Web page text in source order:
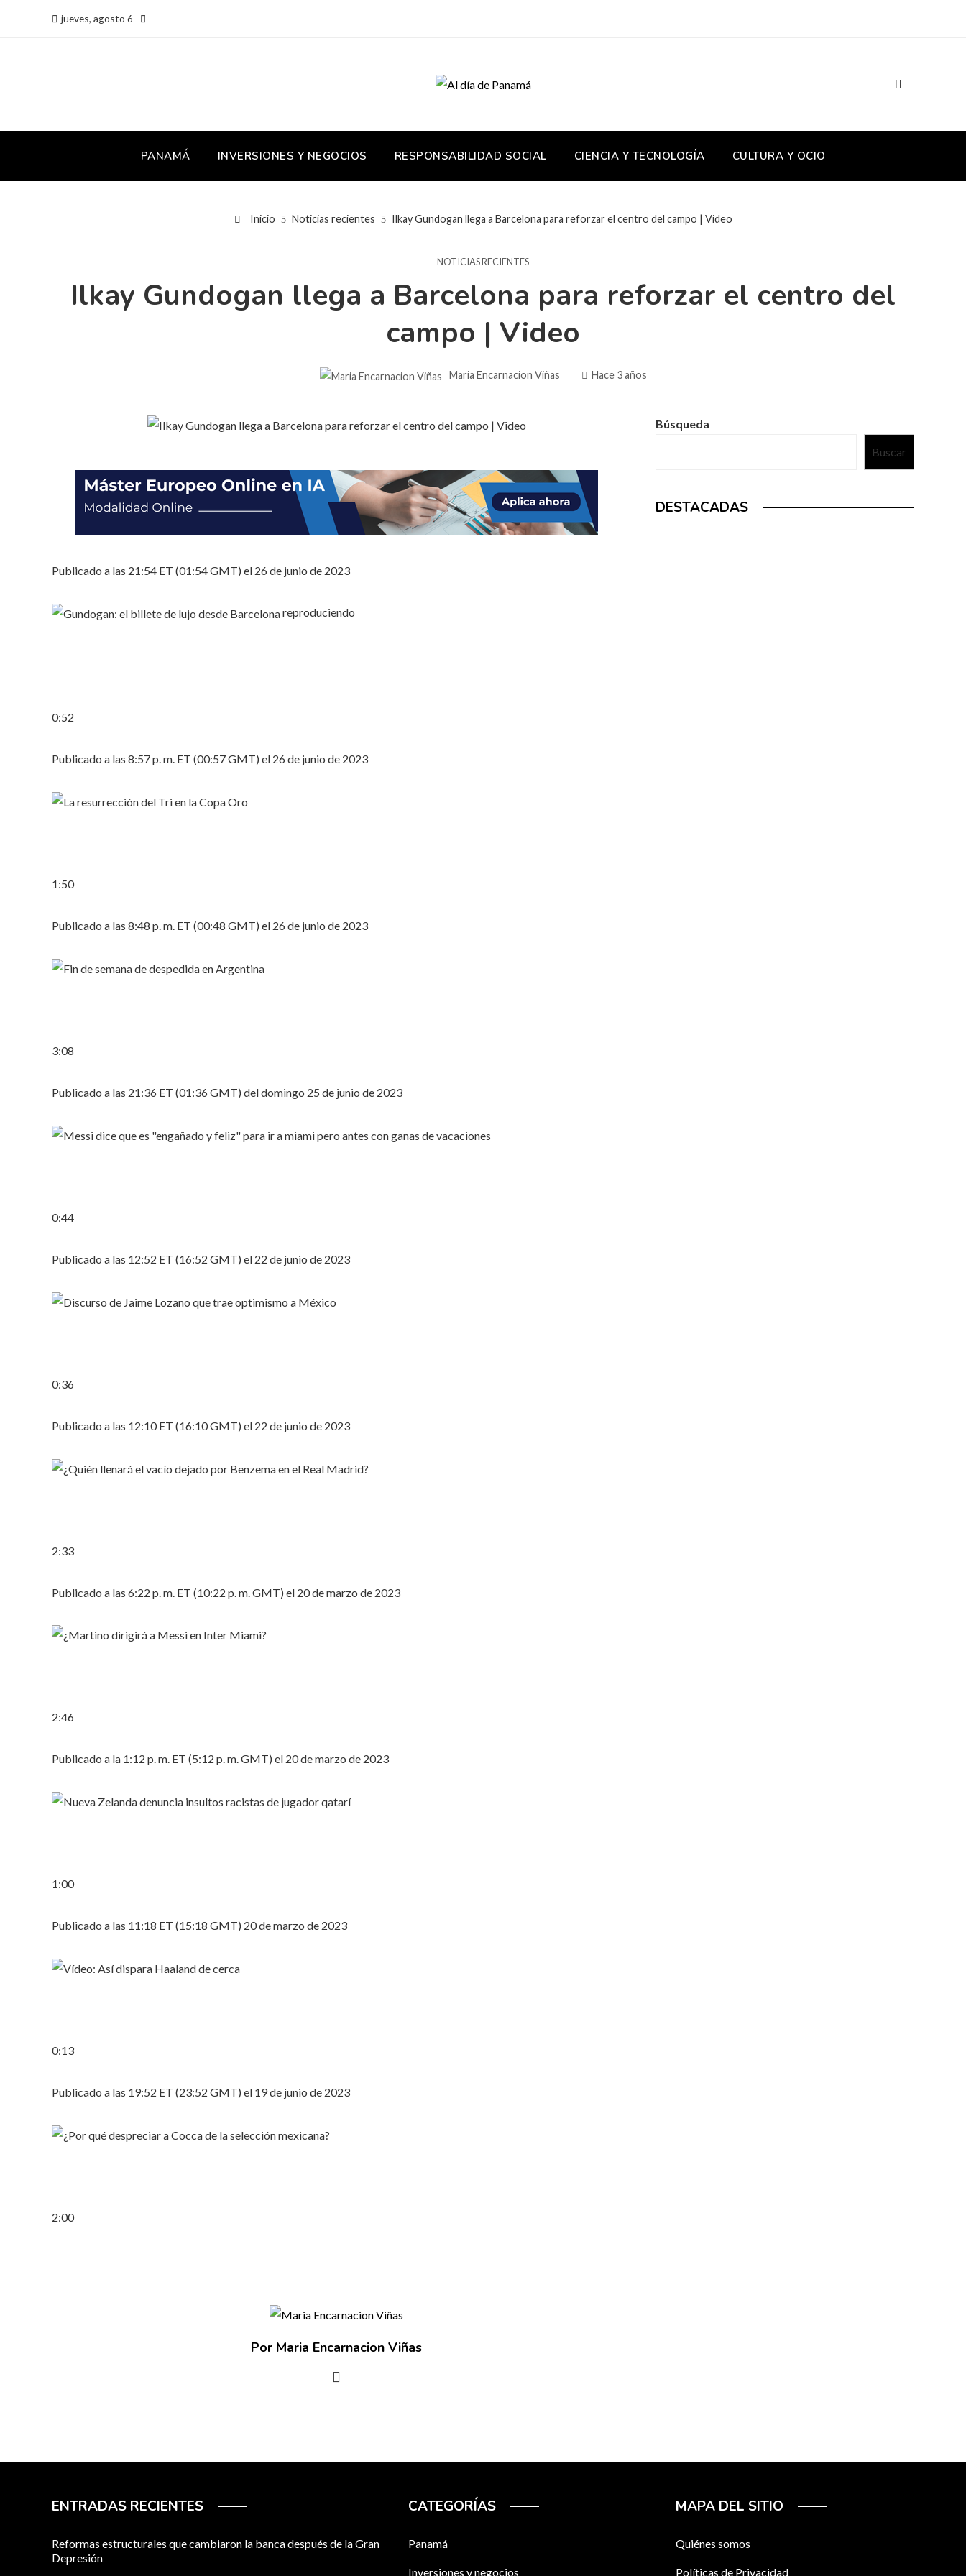
jueves, agosto 6
PANAMÁ INVERSIONES Y NEGOCIOS RESPONSABILIDAD SOCIAL CIENCIA Y TECNOLOGÍA CULTURA Y OCIO
Inicio Noticias recientes Ilkay Gundogan llega a Barcelona para reforzar el centro del campo | Video
NOTICIAS RECIENTES
Ilkay Gundogan llega a Barcelona para reforzar el centro del
campo | Video
Maria Encarnacion Viñas Hace 3 años
Publicado a las 21:54 ET (01:54 GMT) el 26 de junio de 2023
reproduciendo
0:52
Publicado a las 8:57 p. m. ET (00:57 GMT) el 26 de junio de 2023
1:50
Publicado a las 8:48 p. m. ET (00:48 GMT) el 26 de junio de 2023
3:08
Publicado a las 21:36 ET (01:36 GMT) del domingo 25 de junio de 2023
0:44
Publicado a las 12:52 ET (16:52 GMT) el 22 de junio de 2023
0:36
Publicado a las 12:10 ET (16:10 GMT) el 22 de junio de 2023
2:33
Publicado a las 6:22 p. m. ET (10:22 p. m. GMT) el 20 de marzo de 2023
2:46
Publicado a la 1:12 p. m. ET (5:12 p. m. GMT) el 20 de marzo de 2023
1:00
Publicado a las 11:18 ET (15:18 GMT) 20 de marzo de 2023
0:13
Publicado a las 19:52 ET (23:52 GMT) el 19 de junio de 2023
2:00
Por Maria Encarnacion Viñas
Búsqueda
Buscar
DESTACADAS
ENTRADAS RECIENTES
Reformas estructurales que cambiaron la banca después de la Gran
Depresión
CATEGORÍAS
Panamá
Inversiones y negocios
MAPA DEL SITIO
Quiénes somos
Políticas de Privacidad